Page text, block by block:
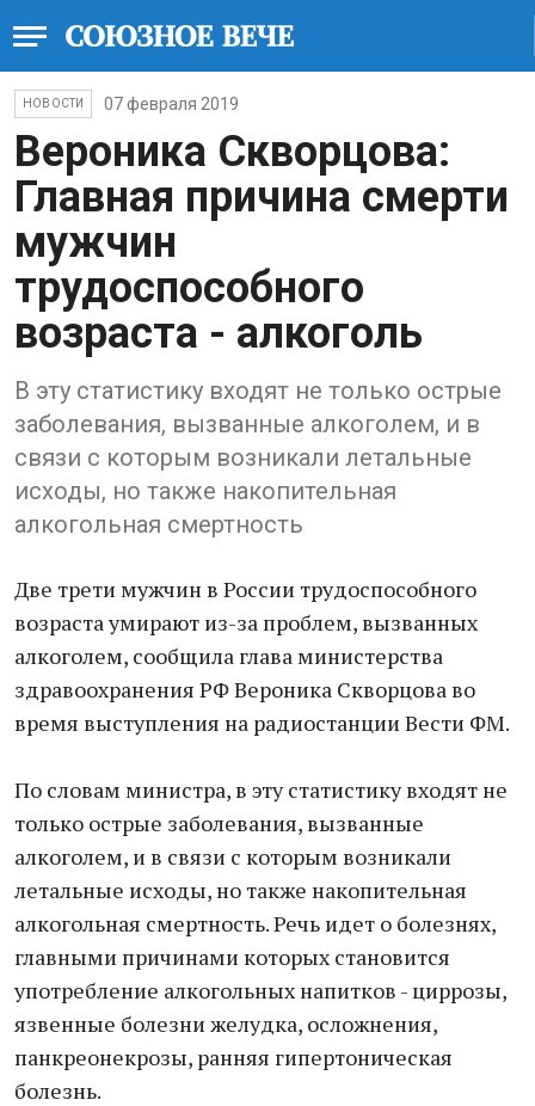
НОВОСТИ 07 февраля 2019
Вероника Скворцова:
Главная причина смерти
мужчин
трудоспособного
возраста - алкоголь
В эту статистику входят не только острые
заболевания, вызванные алкоголем, и в
связи с которым возникали летальные
исходы, но также накопительная
алкогольная смертность
Две трети мужчин в России трудоспособного
возраста умирают из-за проблем, вызванных
алкоголем, сообщила глава министерства
здравоохранения РФ Вероника Скворцова во
время выступления на радиостанции Вести ФМ.
По словам министра, в эту статистику входят не
только острые заболевания, вызванные
алкоголем, и в связи с которым возникали
летальные исходы, но также накопительная
алкогольная смертность. Речь идет о болезнях,
главными причинами которых становится
употребление алкогольных напитков - циррозы,
язвенные болезни желудка, осложнения,
панкреонекрозы, ранняя гипертоническая
болезнь.